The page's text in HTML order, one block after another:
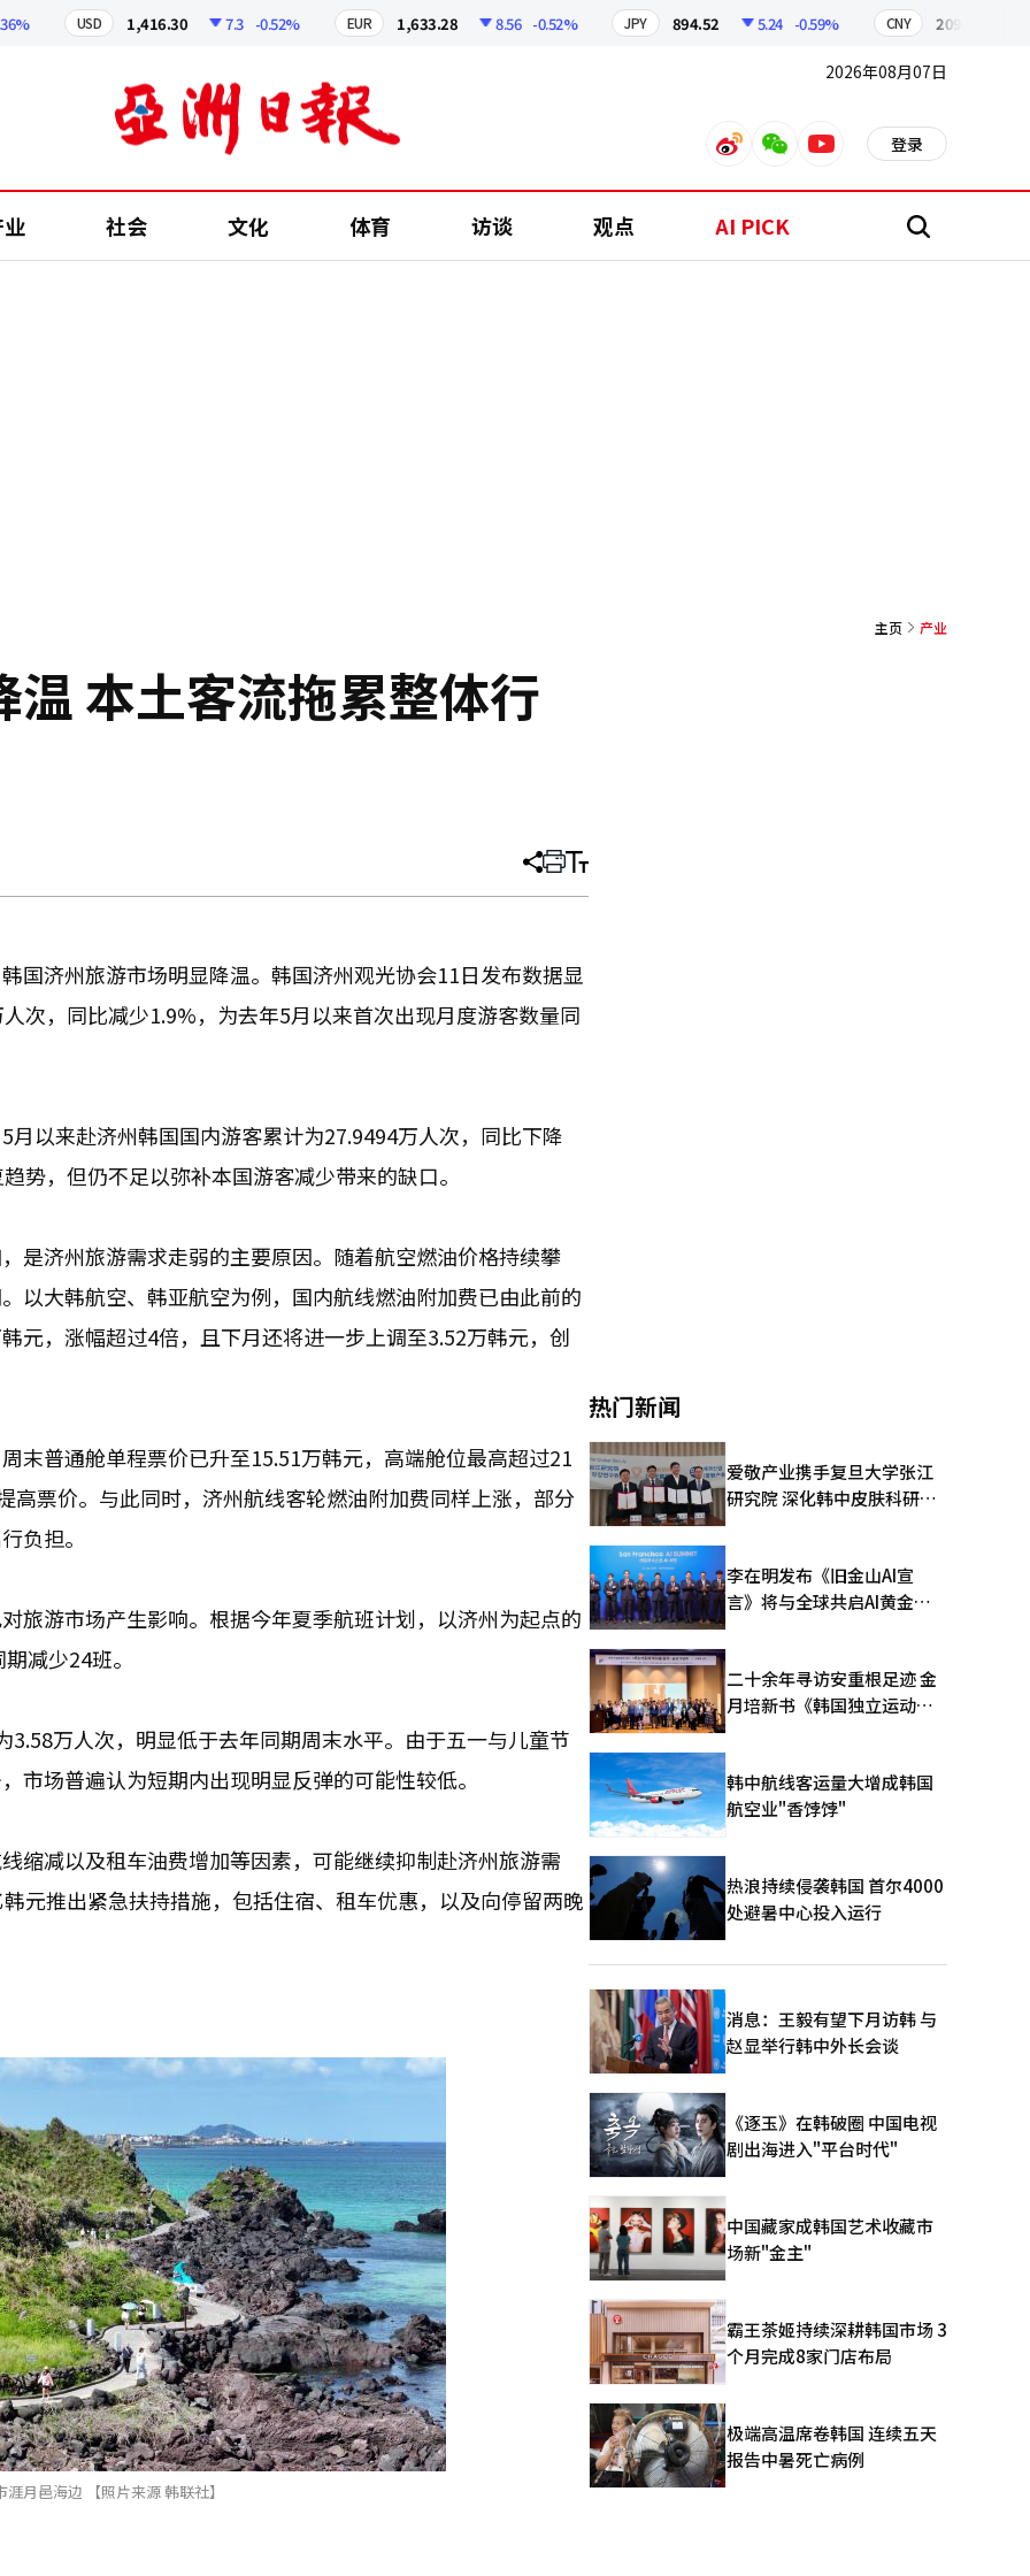
USD 1,416.30 7.3 -0.52% EUR 1,633.28 8.56 -0.52% JPY 894.52 5.24 -0.59% CNY 209.92
2026年08月07日
weiboweixinyoutube 登录
社会 文化 体育 访谈 观点 AI PICK 搜
主页 产业
本土客流拖累整体行
分
文
打 调
大
国济州旅游市场明显降温。韩国济州观光协会11日发布数据显
次，同比减少1.9%，为去年5月以来首次出现月度游客数量同
以来赴济州韩国国内游客累计为27.9494万人次，同比下降
势，但仍不足以弥补本国游客减少带来的缺口。
是济州旅游需求走弱的主要原因。随着航空燃油价格持续攀
以大韩航空、韩亚航空为例，国内航线燃油附加费已由此前的
元，涨幅超过4倍，且下月还将进一步上调至3.52万韩元，创
末普通舱单程票价已升至15.51万韩元，高端舱位最高超过21
高票价。与此同时，济州航线客轮燃油附加费同样上涨，部分
负担。
旅游市场产生影响。根据今年夏季航班计划，以济州为起点的
减少24班。
万人次，明显低于去年同期周末水平。由于五一与儿童节
市场普遍认为短期内出现明显反弹的可能性较低。
缩减以及租车油费增加等因素，可能继续抑制赴济州旅游需
元推出紧急扶持措施，包括住宿、租车优惠，以及向停留两晚
月邑海边 【照片来源 韩联社】
热门新闻
爱敬产业携手复旦大学张江
研究院 深化韩中皮肤科研合
李在明发布《旧金山AI宣
言》将与全球共启AI黄金时
二十余年寻访安重根足迹 金
月培新书《韩国独立运动圣
韩中航线客运量大增成韩国
航空业"香饽饽"
热浪持续侵袭韩国 首尔4000
处避暑中心投入运行
消息：王毅有望下月访韩 与
赵显举行韩中外长会谈
《逐玉》在韩破圈 中国电视
剧出海进入"平台时代"
中国藏家成韩国艺术收藏市
场新"金主"
霸王茶姬持续深耕韩国市场 3
个月完成8家门店布局
极端高温席卷韩国 连续五天
报告中暑死亡病例